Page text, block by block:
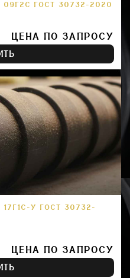
ГОСТ 30732-2020
ЦЕНА ПО ЗАПРОСУ
У ГОСТ 30732-
ЦЕНА ПО ЗАПРОСУ